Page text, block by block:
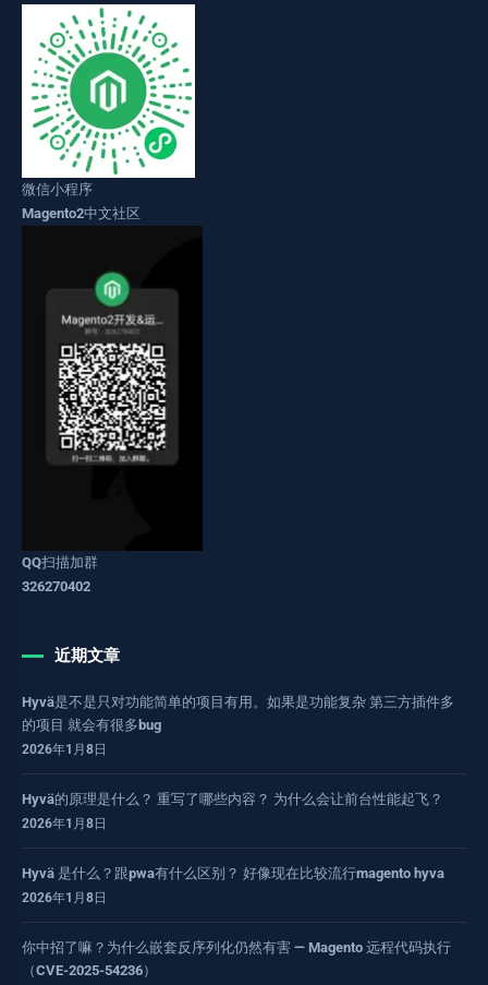
微信小程序
Magento2中文社区
QQ扫描加群
326270402
近期文章
Hyvä是不是只对功能简单的项目有用。如果是功能复杂 第三方插件多
的项目 就会有很多bug
2026年1月8日
Hyvä的原理是什么？ 重写了哪些内容？ 为什么会让前台性能起飞？
2026年1月8日
Hyvä 是什么？跟pwa有什么区别？ 好像现在比较流行magento hyva
2026年1月8日
你中招了嘛？为什么嵌套反序列化仍然有害 — Magento 远程代码执行
（CVE-2025-54236）